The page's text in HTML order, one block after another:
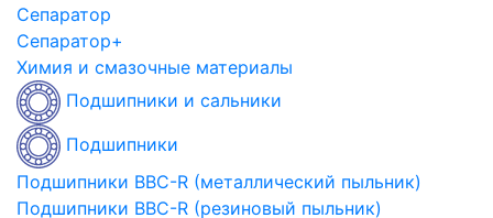
Сепаратор
Сепаратор+
Химия и смазочные материалы
Подшипники и сальники
Подшипники
Подшипники BBC-R (металлический пыльник)
Подшипники BBC-R (резиновый пыльник)